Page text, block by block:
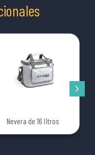
Nevera de 16 litros